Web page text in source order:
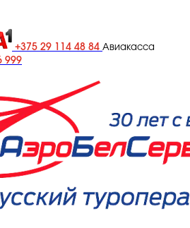
+375 29 114 48 84 Авиакасса
999